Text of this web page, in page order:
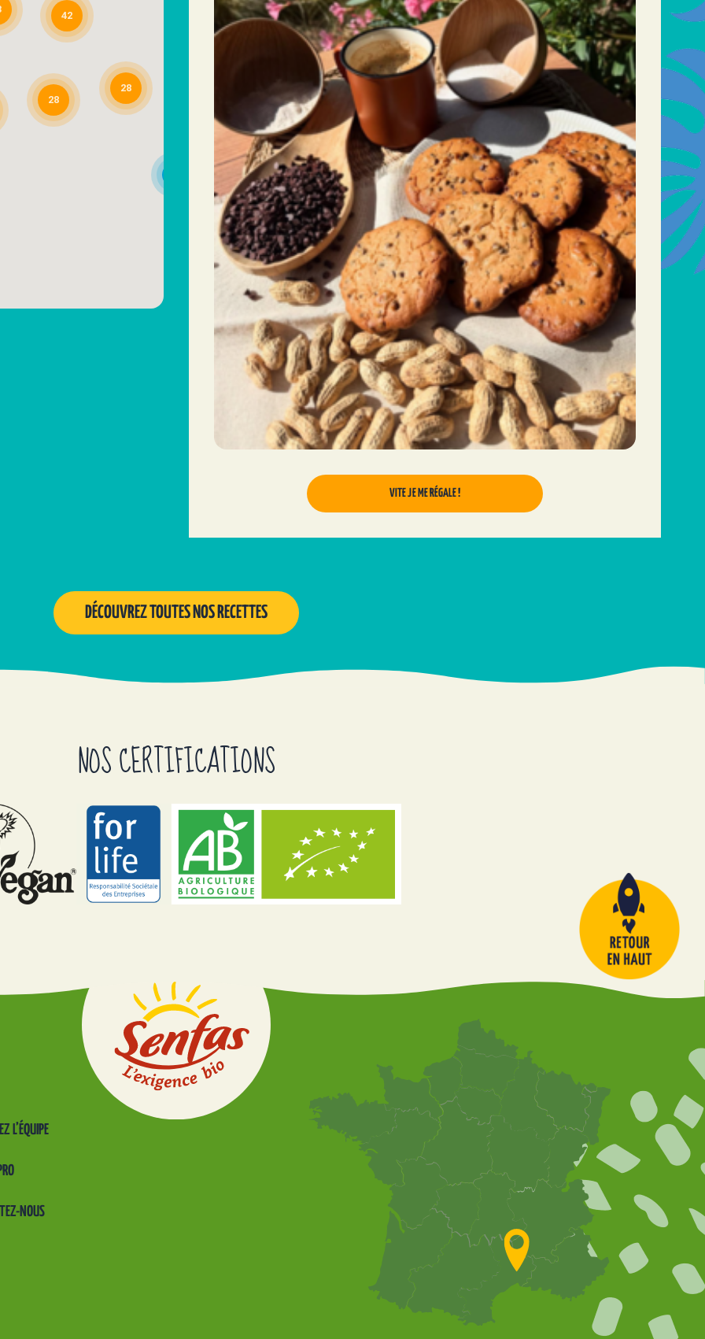
28
42
28
VITE JE ME RÉGALE !
DÉCOUVREZ TOUTES NOS RECETTES
NOS CERTIFICATIONS
L’ÉQUIPE
NOUS